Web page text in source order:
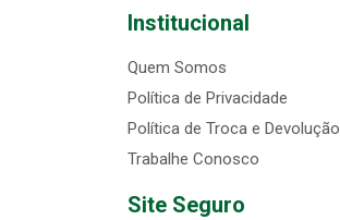
Institucional
Quem Somos
Política de Privacidade
Política de Troca e Devolução
Trabalhe Conosco
Site Seguro